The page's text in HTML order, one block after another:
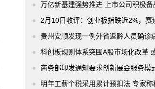
万亿新基建强势推进 上市公司积极备
2月10日收评：创业板指跌近2%，赛道股继续下挫
贵州安顺发现一例外省返黔人员确诊
科创板规则体系突围A股市场化改革
商务部印发通知要求创新展会服务模式 做到保
明年工薪个税采用累计预扣法 专家